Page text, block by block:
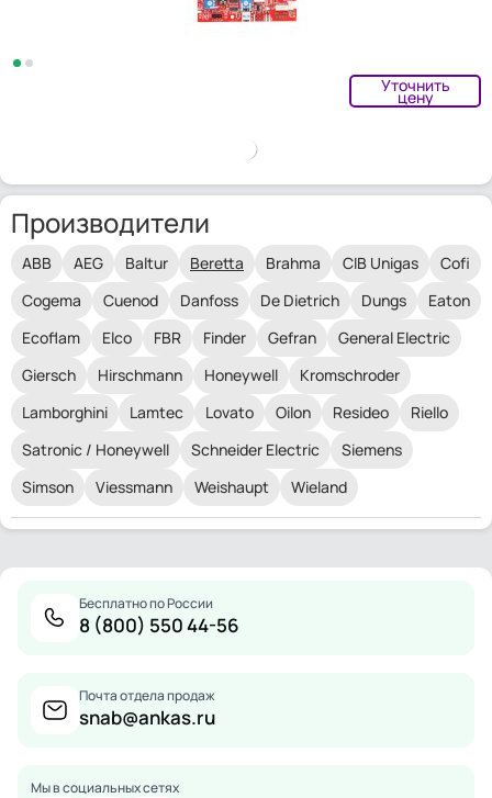
Уточнить
цену
Производители
ABB AEG Baltur Beretta Brahma CIB Unigas
Cofi
Cogema
Cuenod Danfoss De Dietrich Dungs
Eaton
Ecoflam
Elco FBR Finder Gefran
General Electric
Giersch
Hirschmann Honeywell
Kromschroder
Lamborghini
Lamtec Lovato Oilon Resideo
Riello
Satronic / Honeywell
Schneider Electric
Siemens
Simson
Viessmann Weishaupt Wieland
Бесплатно по России
8 (800) 550 44-56
Почта отдела продаж
snab@ankas.ru
Мы в социальных сетях